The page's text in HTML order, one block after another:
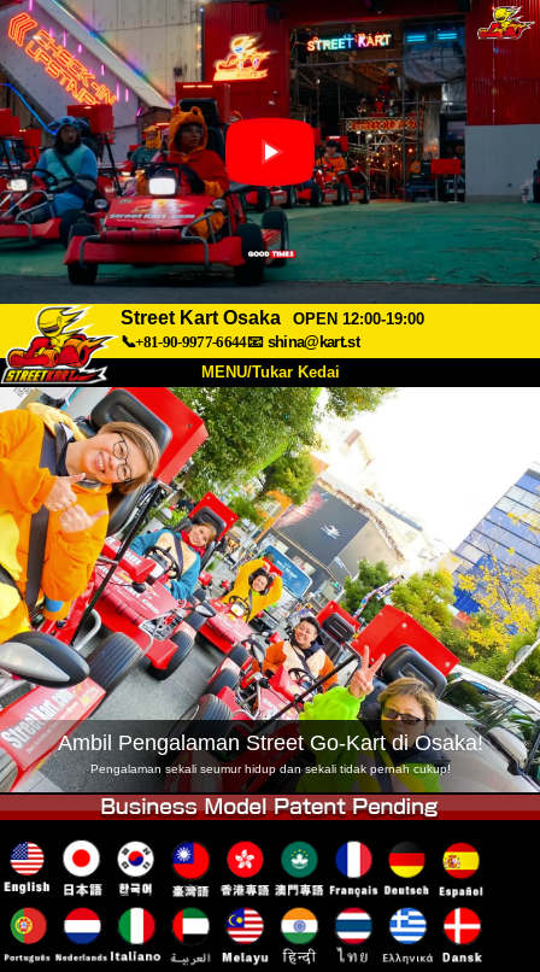
Street Kart Osaka
OPEN 12:00-19:00
📞+81-90-9977-6644📧 shina@kart.st
MENU/Tukar Kedai
UTAMA
Tentang Spesifikasi
Akses Suara Soalan Lazim
Syarikat Tempahan
Tukar Kedai
Tokyo Shinagawa Tokyo Akihabara#1
Tokyo Akihabara#2 Tokyo Shibuya
Tokyo Shibuya Annex Tokyo Bay
Tokyo Asakusa Osaka
Okinawa
Ambil Pengalaman Street Go-Kart di Osaka!
Pengalaman sekali seumur hidup dan sekali tidak pernah cukup!